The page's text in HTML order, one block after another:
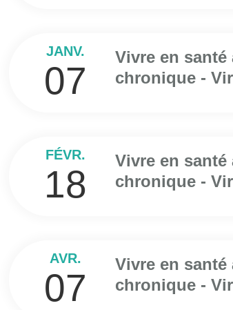
JANV.
07
Vivre en
chronique -
FÉVR.
18
Vivre en
chronique -
AVR.
07
Vivre en santé
chronique -